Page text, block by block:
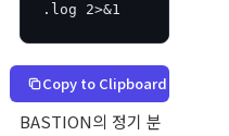
.log 2>&1
Copy to Clipboard
BASTION의 정기 분